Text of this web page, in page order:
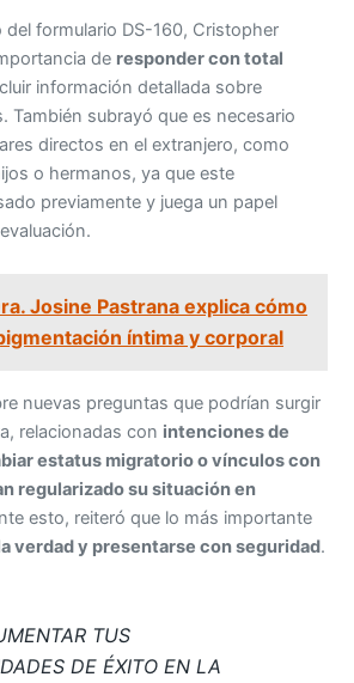
del formulario DS-160, Cristopher
de responder con total
información detallada sobre
También subrayó que es necesario
directos en el extranjero, como
o hermanos, ya que este
previamente y juega un papel
Josine Pastrana explica cómo
íntima y corporal
nuevas preguntas que podrían surgir
relacionadas con intenciones de
estatus migratorio o vínculos con
regularizado su situación en
esto, reiteró que lo más importante
verdad y presentarse con seguridad.
TUS
DE ÉXITO EN LA